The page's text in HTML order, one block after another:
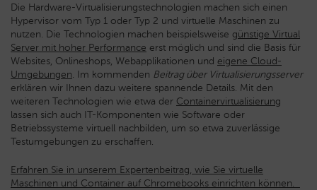
Die Hardware-Virtualisierungstechnologien machen sich einen
Hypervisor vom Typ 1 oder Typ 2 und virtuelle Maschinen zu
nutzen. Die Technologien machen beispielsweise günstige Virtual
Server mit hoher Performance erst möglich und sind die Basis für
Websites, Onlineshops, Webapplikationen und eigene Cloud-
Umgebungen. Im kommenden Beitrag über Virtualisierungsserver
erklären wir Ihnen dazu weitere spannende Details. Mit den
weiteren Technologien wie etwa der Containervirtualisierung
lassen sich auch IT-Komponenten wie Software oder
Betriebssysteme virtuell nachbilden, um so etwa zuverlässige
Testumgebungen zu erschaffen.
Erfahren Sie in unserem Expertenbeitrag, wie Sie virtuelle
Maschinen und Container auf Chromebooks einrichten können.